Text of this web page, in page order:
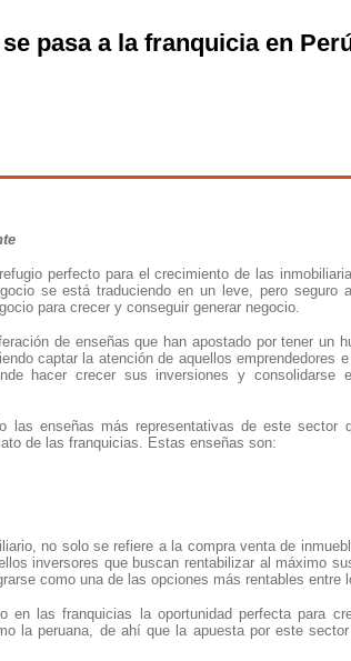
pasa a la franquicia en
perfecto para el crecimiento de las
se está traduciendo en un leve, pero seguro
para crecer y conseguir generar negocio.
de enseñas que han apostado por tener un
captar la atención de aquellos emprendedores
hacer crecer sus inversiones y consolidarse
las enseñas más representativas de este
de las franquicias. Estas enseñas son:
no solo se refiere a la compra venta de
inversores que buscan rentabilizar al máximo
como una de las opciones más rentables entre
en las franquicias la oportunidad perfecta para
la peruana, de ahí que la apuesta por este